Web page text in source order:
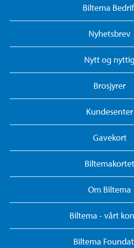
Biltema
Nyhetsbrev
Nytt og nyttig
Brosjyrer
Kundesenter
Gavekort
Biltemakortet
Om Biltema
Biltema - vårt
Biltema